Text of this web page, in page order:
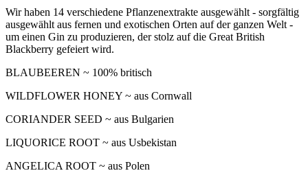
Wir haben 14 verschiedene Pflanzenextrakte ausgewählt - sorgfältig
ausgewählt aus fernen und exotischen Orten auf der ganzen Welt -
um einen Gin zu produzieren, der stolz auf die Great British
Blackberry gefeiert wird.
BLAUBEEREN ~ 100% britisch
WILDFLOWER HONEY ~ aus Cornwall
CORIANDER SEED ~ aus Bulgarien
LIQUORICE ROOT ~ aus Usbekistan
ANGELICA ROOT ~ aus Polen